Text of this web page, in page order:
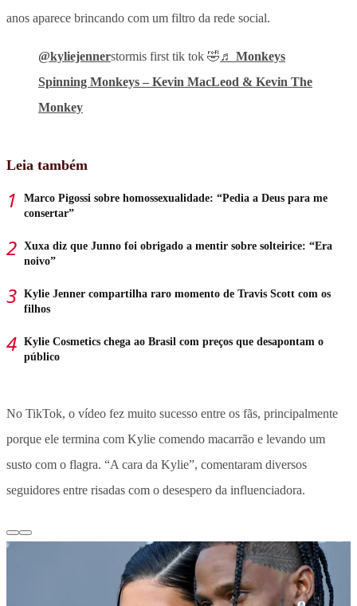
anos aparece brincando com um filtro da rede social.
@kyliejennerstormis first tik tok 🤣♬ Monkeys
Spinning Monkeys – Kevin MacLeod & Kevin The
Monkey
Leia também
Marco Pigossi sobre homossexualidade: “Pedia a Deus para me
consertar”
Xuxa diz que Junno foi obrigado a mentir sobre solteirice: “Era
noivo”
Kylie Jenner compartilha raro momento de Travis Scott com os
filhos
Kylie Cosmetics chega ao Brasil com preços que desapontam o
público
No TikTok, o vídeo fez muito sucesso entre os fãs, principalmente
porque ele termina com Kylie comendo macarrão e levando um
susto com o flagra. “A cara da Kylie”, comentaram diversos
seguidores entre risadas com o desespero da influenciadora.